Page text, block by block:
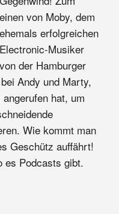
einen von Moby, dem
ehemals erfolgreichen
Electronic-Musiker
der Hamburger
Andy und Marty,
hat, um
Wie kommt man
Geschütz auffährt!
es Podcasts gibt.